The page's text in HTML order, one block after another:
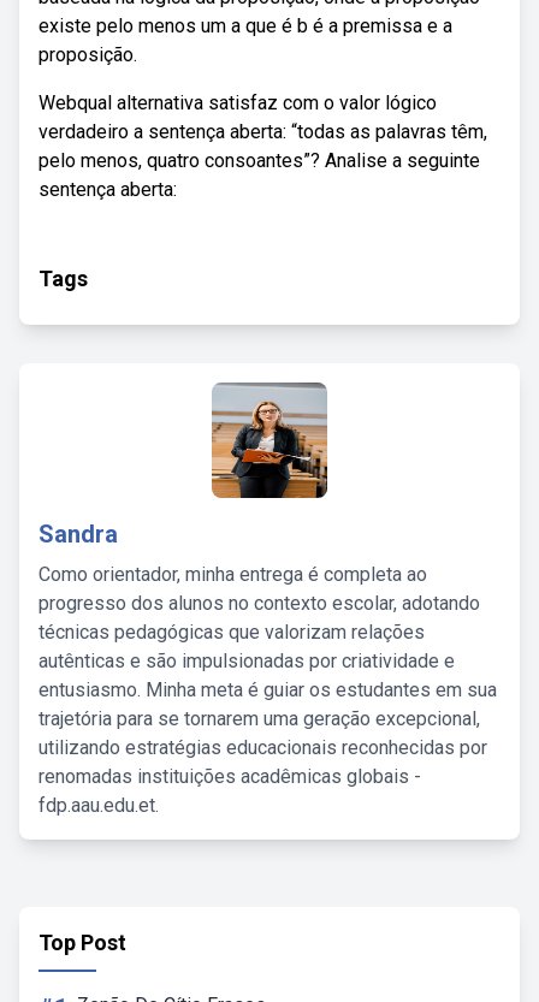
existe pelo menos um a que é b é a premissa e a
proposição.
Webqual alternativa satisfaz com o valor lógico
verdadeiro a sentença aberta: “todas as palavras têm,
pelo menos, quatro consoantes”? Analise a seguinte
sentença aberta:
Tags
Sandra
Como orientador, minha entrega é completa ao
progresso dos alunos no contexto escolar, adotando
técnicas pedagógicas que valorizam relações
autênticas e são impulsionadas por criatividade e
entusiasmo. Minha meta é guiar os estudantes em sua
trajetória para se tornarem uma geração excepcional,
utilizando estratégias educacionais reconhecidas por
renomadas instituições acadêmicas globais -
fdp.aau.edu.et.
Top Post